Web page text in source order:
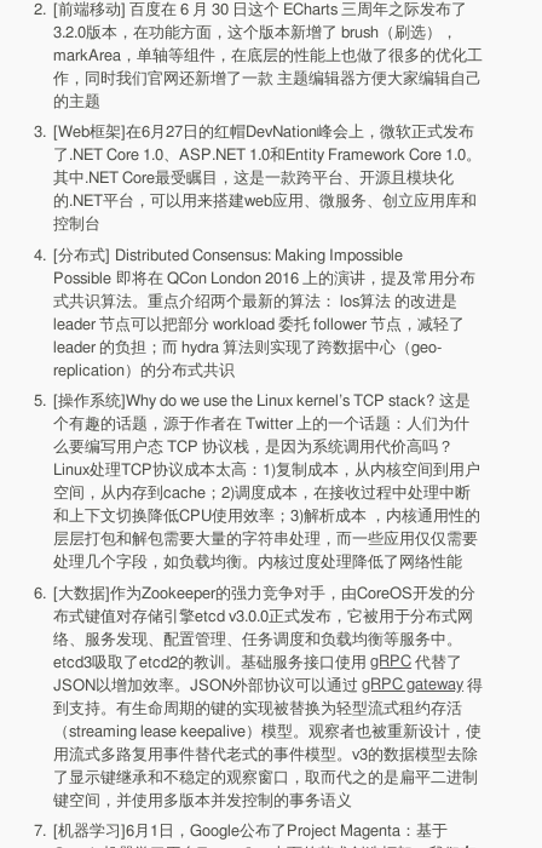
[前端移动] 百度在 6 月 30 日这个 ECharts 三周年之际发布了
3.2.0版本，在功能方面，这个版本新增了 brush（刷选），
markArea，单轴等组件，在底层的性能上也做了很多的优化工
作，同时我们官网还新增了一款 主题编辑器方便大家编辑自己
的主题
[Web框架]在6月27日的红帽DevNation峰会上，微软正式发布
了.NET Core 1.0、ASP.NET 1.0和Entity Framework Core 1.0。
其中.NET Core最受瞩目，这是一款跨平台、开源且模块化
的.NET平台，可以用来搭建web应用、微服务、创立应用库和
控制台
[分布式] Distributed Consensus: Making Impossible
Possible 即将在 QCon London 2016 上的演讲，提及常用分布
式共识算法。重点介绍两个最新的算法： los算法 的改进是
leader 节点可以把部分 workload 委托 follower 节点，减轻了
leader 的负担；而 hydra 算法则实现了跨数据中心（geo-
replication）的分布式共识
[操作系统]Why do we use the Linux kernel’s TCP stack? 这是
个有趣的话题，源于作者在 Twitter 上的一个话题：人们为什
么要编写用户态 TCP 协议栈，是因为系统调用代价高吗？
Linux处理TCP协议成本太高：1)复制成本，从内核空间到用户
空间，从内存到cache；2)调度成本，在接收过程中处理中断
和上下文切换降低CPU使用效率；3)解析成本 ，内核通用性的
层层打包和解包需要大量的字符串处理，而一些应用仅仅需要
处理几个字段，如负载均衡。内核过度处理降低了网络性能
[大数据]作为Zookeeper的强力竞争对手，由CoreOS开发的分
布式键值对存储引擎etcd v3.0.0正式发布，它被用于分布式网
络、服务发现、配置管理、任务调度和负载均衡等服务中。
etcd3吸取了etcd2的教训。基础服务接口使用 gRPC 代替了
JSON以增加效率。JSON外部协议可以通过 gRPC gateway 得
到支持。有生命周期的键的实现被替换为轻型流式租约存活
（streaming lease keepalive）模型。观察者也被重新设计，使
用流式多路复用事件替代老式的事件模型。v3的数据模型去除
了显示键继承和不稳定的观察窗口，取而代之的是扁平二进制
键空间，并使用多版本并发控制的事务语义
[机器学习]6月1日，Google公布了Project Magenta：基于